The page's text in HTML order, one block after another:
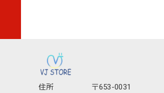
住所
〒653-0031